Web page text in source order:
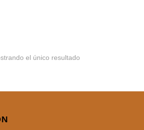
el único resultado